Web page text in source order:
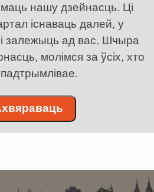
нашу дзейнасць. Ці
існаваць далей, у
залежыць ад вас. Шчыра
молімся за ўсіх, хто